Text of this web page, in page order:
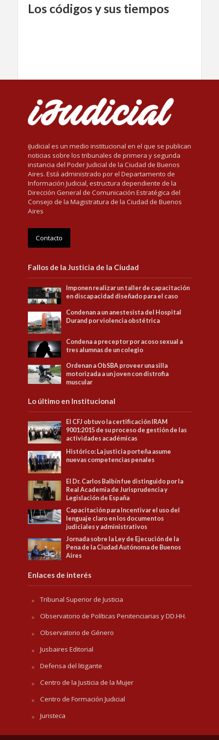
Los códigos y sus tiempos
iJudicial es un medio institucional en el que se publican
noticias sobre los tribunales de primera y segunda
instancia del Poder Judicial de la Ciudad de Buenos
Aires. Está administrado por el Departamento de
Información Judicial, estructura dependiente de la
Dirección General de Comunicación Estratégica del
Consejo de la Magistratura de la Ciudad de Buenos
Aires
Contacto
Fallos de la Justicia de la Ciudad
Imponen realizar un taller de capacitación
en discapacidad diseñado para el caso
Condenan a un anestesista del Hospital
Durand por violencia obstétrica
Condena a preceptor por acoso sexual a
tres alumnas de un colegio
Ordenan a ObSBA proveer una silla
motorizada a un joven con distrofia
muscular
Lo último en Institucional
El CFJ obtuvo la certificación IRAM
9001:2015 de su proceso de gestión de las
actividades académicas
Histórico: La justicia porteña asume
nuevas competencias penales
El Dr. Carlos Balbín fue distinguido por la
Real Academia de Jurisprudencia y
Legislación de España
Capacitación para Incentivar el uso del
lenguaje claro en los documentos
judiciales y administrativos
Jornada sobre la Ley de Ejecución de la
Pena de la Ciudad Autónoma de Buenos
Aires
Enlaces de interés
Tribunal Superior de Justicia
Observatorio de Políticas Penitenciarias y DD.HH.
Observatorio de Género
Jusbaires Editorial
Defensa del litigante
Centro de la Justicia de la Mujer
Centro de Formación Judicial
Juristeca